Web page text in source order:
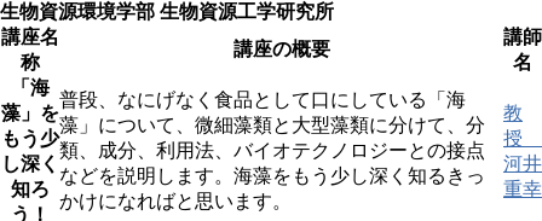
生物資源環境学部 生物資源工学研究所
講座名
称
講座の概要
講師
名
「海
藻」を
もう少
し深く
知ろ
う！
普段、なにげなく食品として口にしている「海
藻」について、微細藻類と大型藻類に分けて、分
類、成分、利用法、バイオテクノロジーとの接点
などを説明します。海藻をもう少し深く知るきっ
かけになればと思います。
教
授
河井
重幸